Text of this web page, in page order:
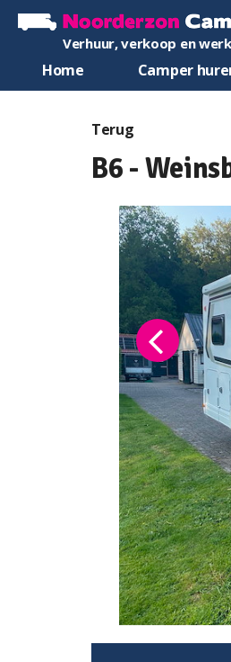
Verhuur, verkoop en
Home Camper
Terug
B6 -